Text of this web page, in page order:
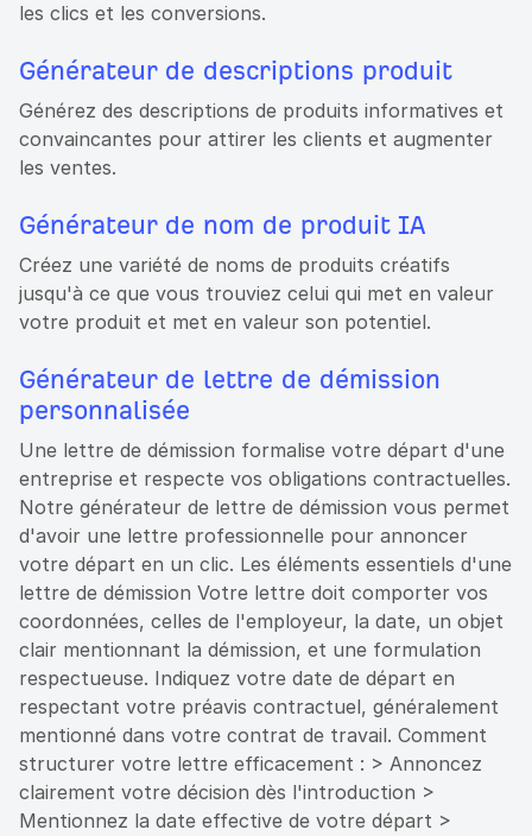
les clics et les conversions.
Générateur de descriptions produit
Générez des descriptions de produits informatives et
convaincantes pour attirer les clients et augmenter
les ventes.
Générateur de nom de produit IA
Créez une variété de noms de produits créatifs
jusqu'à ce que vous trouviez celui qui met en valeur
votre produit et met en valeur son potentiel.
Générateur de lettre de démission
personnalisée
Une lettre de démission formalise votre départ d'une
entreprise et respecte vos obligations contractuelles.
Notre générateur de lettre de démission vous permet
d'avoir une lettre professionnelle pour annoncer
votre départ en un clic. Les éléments essentiels d'une
lettre de démission Votre lettre doit comporter vos
coordonnées, celles de l'employeur, la date, un objet
clair mentionnant la démission, et une formulation
respectueuse. Indiquez votre date de départ en
respectant votre préavis contractuel, généralement
mentionné dans votre contrat de travail. Comment
structurer votre lettre efficacement : > Annoncez
clairement votre décision dès l'introduction >
Mentionnez la date effective de votre départ >